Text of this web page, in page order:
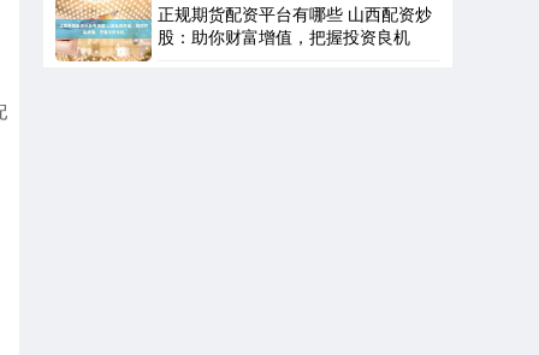
正规期货配资平台有哪些 山西配资炒
股：助你财富增值，把握投资良机